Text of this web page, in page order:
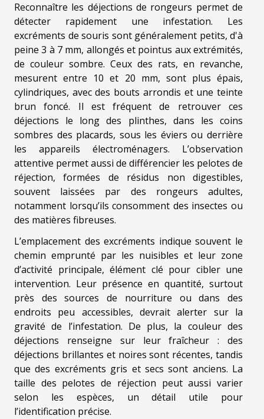
Reconnaître les déjections de rongeurs permet de
détecter rapidement une infestation. Les
excréments de souris sont généralement petits, d'à
peine 3 à 7 mm, allongés et pointus aux extrémités,
de couleur sombre. Ceux des rats, en revanche,
mesurent entre 10 et 20 mm, sont plus épais,
cylindriques, avec des bouts arrondis et une teinte
brun foncé. Il est fréquent de retrouver ces
déjections le long des plinthes, dans les coins
sombres des placards, sous les éviers ou derrière
les appareils électroménagers. L’observation
attentive permet aussi de différencier les pelotes de
réjection, formées de résidus non digestibles,
souvent laissées par des rongeurs adultes,
notamment lorsqu’ils consomment des insectes ou
des matières fibreuses.
L’emplacement des excréments indique souvent le
chemin emprunté par les nuisibles et leur zone
d’activité principale, élément clé pour cibler une
intervention. Leur présence en quantité, surtout
près des sources de nourriture ou dans des
endroits peu accessibles, devrait alerter sur la
gravité de l’infestation. De plus, la couleur des
déjections renseigne sur leur fraîcheur : des
déjections brillantes et noires sont récentes, tandis
que des excréments gris et secs sont anciens. La
taille des pelotes de réjection peut aussi varier
selon les espèces, un détail utile pour
l’identification précise.